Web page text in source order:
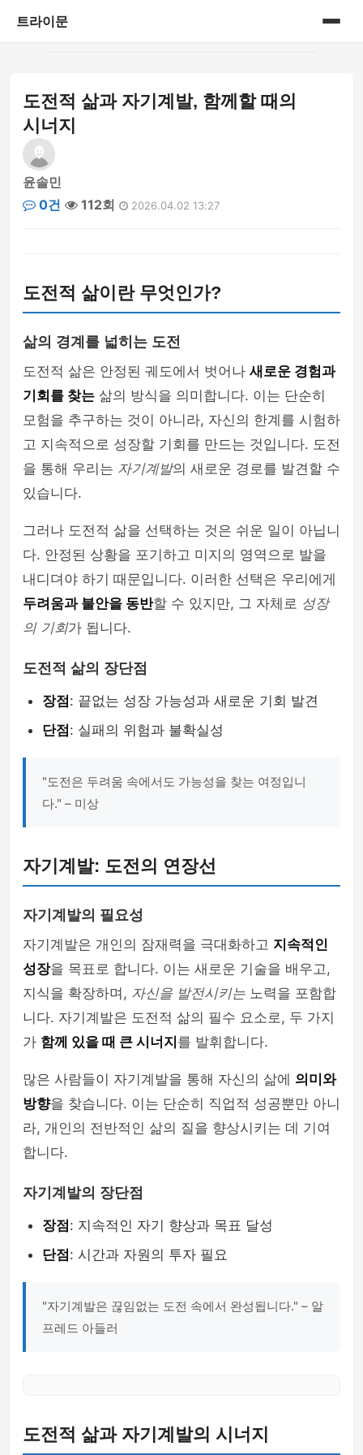
트라이문
게시판
도전적 삶과 자기계발, 함께할 때의
시너지
윤솔민
0건
112회 2026.04.02 13:27
도전적 삶이란 무엇인가?
삶의 경계를 넓히는 도전
도전적 삶은 안정된 궤도에서 벗어나 새로운 경험과
기회를 찾는 삶의 방식을 의미합니다. 이는 단순히
모험을 추구하는 것이 아니라, 자신의 한계를 시험하
고 지속적으로 성장할 기회를 만드는 것입니다. 도전
을 통해 우리는 자기계발의 새로운 경로를 발견할 수
있습니다.
그러나 도전적 삶을 선택하는 것은 쉬운 일이 아닙니
다. 안정된 상황을 포기하고 미지의 영역으로 발을
내디뎌야 하기 때문입니다. 이러한 선택은 우리에게
두려움과 불안을 동반할 수 있지만, 그 자체로 성장
의 기회가 됩니다.
도전적 삶의 장단점
장점: 끝없는 성장 가능성과 새로운 기회 발견
단점: 실패의 위험과 불확실성
"도전은 두려움 속에서도 가능성을 찾는 여정입니
다." – 미상
자기계발: 도전의 연장선
자기계발의 필요성
자기계발은 개인의 잠재력을 극대화하고 지속적인
성장을 목표로 합니다. 이는 새로운 기술을 배우고,
지식을 확장하며, 자신을 발전시키는 노력을 포함합
니다. 자기계발은 도전적 삶의 필수 요소로, 두 가지
가 함께 있을 때 큰 시너지 를 발휘합니다.
많은 사람들이 자기계발을 통해 자신의 삶에 의미와
방향을 찾습니다. 이는 단순히 직업적 성공뿐만 아니
라, 개인의 전반적인 삶의 질을 향상시키는 데 기여
합니다.
자기계발의 장단점
장점: 지속적인 자기 향상과 목표 달성
단점: 시간과 자원의 투자 필요
"자기계발은 끊임없는 도전 속에서 완성됩니다." – 알
프레드 아들러
도전적 삶과 자기계발의 시너지